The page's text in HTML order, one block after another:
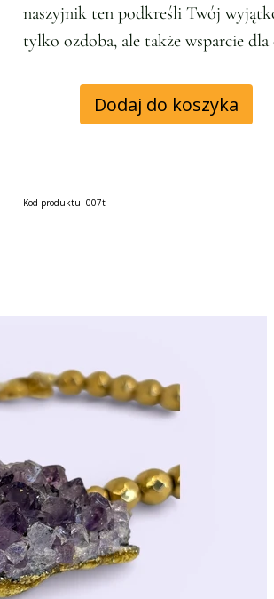
naszyjnik ten podkreśli Twój
tylko ozdoba, ale także wsparcie dla
Kod produktu: 007t
Dodaj do koszyka